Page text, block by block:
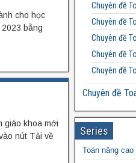
cho học
bằng
giáo khoa mới
nút Tải về
Đề thi Toán
Đề thi Toán
Chuyên đề
Chuyên đề
Chuyên đề
Chuyên đề
Chuyên đề
Chuyên đề
Bất đẳng
Chuyên đề
Chuyên đề
Chuyên đề
Series
Toán nâng